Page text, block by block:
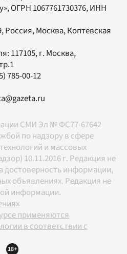
, ОГРН 1067761730376, ИНН
Россия, Москва, Коптевская
117105, г. Москва,
785-00-12
СМИ Эл № ФС77-67642
по надзору в сфере
и массовых
10.11.2016 г. Редакция не
достоверность информации,
объявлениях. Редакция не
информации.
применяются
в соответствии с
18+